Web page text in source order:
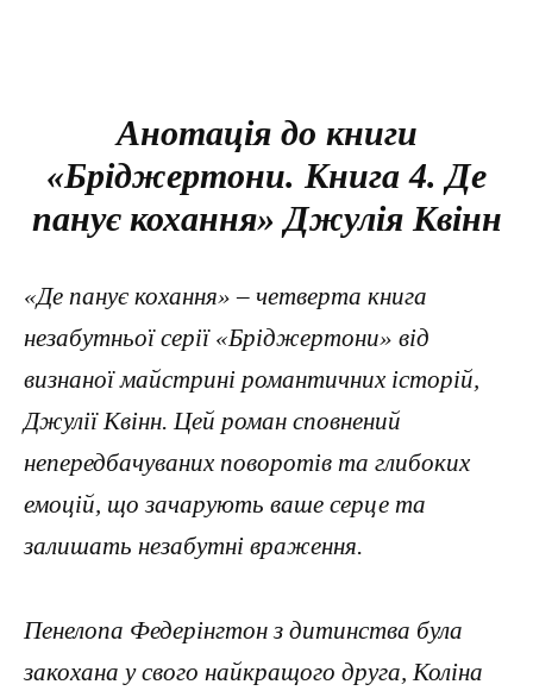
Анотація до книги
«Бріджертони. Книга 4. Де
панує кохання» Джулія Квінн
«Де панує кохання» – четверта книга
незабутньої серії «Бріджертони» від
визнаної майстрині романтичних історій,
Джулії Квінн. Цей роман сповнений
непередбачуваних поворотів та глибоких
емоцій, що зачарують ваше серце та
залишать незабутні враження.
Пенелопа Федерінгтон з дитинства була
закохана у свого найкращого друга, Коліна